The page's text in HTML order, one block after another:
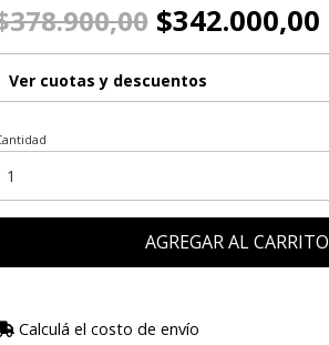
$342.000,00
Ver cuotas y descuentos
AGREGAR AL CARRITO
Calculá el costo de envío